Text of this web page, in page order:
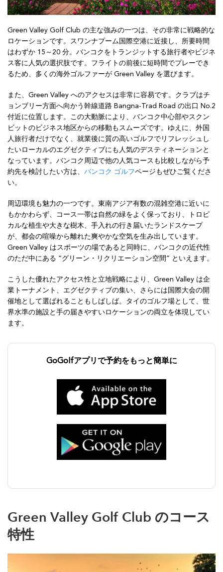
Green Valley Golf Club の主な強みの一つは、その非常に戦略的な
ロケーションです。スワンナプーム国際空港に近接し、所要時間
はわずか 15～20 分。バンコクをトランジットする旅行者やビジネ
ス客に人気の選択肢です。フライトの前後に短時間でプレーでき
るため、多くの海外ゴルファーが Green Valley を選びます。
また、Green Valley へのアクセスは非常に容易です。クラブはチ
ョンブリー方面へ向かう幹線道路 Bangna-Trad Road の出口 No.2
付近に位置します。この大動脈により、バンコク中心部やスクン
ビットのビジネス地区からの移動もスムーズです。ゆえに、外国
人旅行者だけでなく、就業後に質の高いゴルフでリフレッシュし
たいローカルのエグゼクティブにも人気のデスティネーションと
なっています。バンコク周辺で他の人気コースも比較しながら予
約先を検討したい方は、 バンコク ゴルフページもぜひご覧くださ
い。
周辺環境も魅力の一つです。東南アジア有数の混雑空港に近いに
もかかわらず、コース一帯は自然の緑をよく保っており、トロピ
カルな植生や大きな樹木、手入れの行き届いたランドスケープ
が、都会の喧噪から離れた爽やかな空気を生み出しています。
Green Valley はスポーツの場であると同時に、バンコクの近代性
のただ中にある “グリーン・リクリエーション空間” といえます。
こうした優れたアクセス性と立地戦略により、Green Valley は企
業トーナメント、エグゼクティブの集い、さらには国際大会の開
催地として選ばれることもしばしば。タイのゴルフ場として、世
界水準の施設と手の届きやすいロケーションの両立を体現してい
ます。
GoGolfアプリで予約をもっと簡単に
Green Valley Golf Club のコース
特性